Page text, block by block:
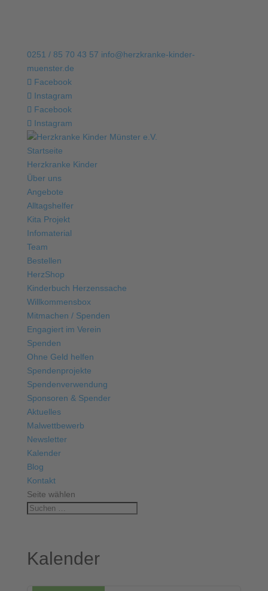
0251 / 85 70 43 57 info@herzkranke-kinder-
muenster.de
Facebook
Instagram
Facebook
Instagram
Startseite
Herzkranke Kinder
Über uns
Angebote
Alltagshelfer
Kita Projekt
Infomaterial
Team
Bestellen
HerzShop
Kinderbuch Herzenssache
Willkommensbox
Mitmachen / Spenden
Engagiert im Verein
Spenden
Ohne Geld helfen
Spendenprojekte
Spendenverwendung
Sponsoren & Spender
Aktuelles
Malwettbewerb
Newsletter
Kalender
Blog
Kontakt
Seite wählen
Kalender